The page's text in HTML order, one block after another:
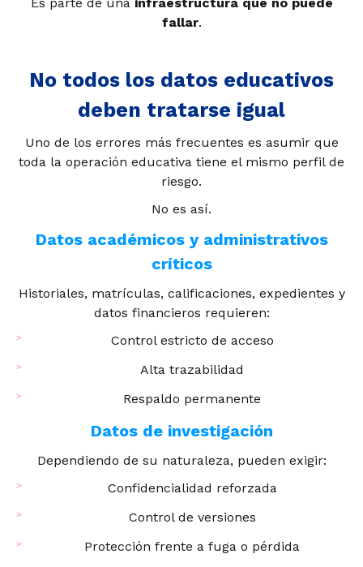
fallar.
No todos los datos educativos
deben tratarse igual
Uno de los errores más frecuentes es asumir que
toda la operación educativa tiene el mismo perfil de
riesgo.
No es así.
Datos académicos y administrativos
críticos
Historiales, matrículas, calificaciones, expedientes y
datos financieros requieren:
Control estricto de acceso
Alta trazabilidad
Respaldo permanente
Datos de investigación
Dependiendo de su naturaleza, pueden exigir:
Confidencialidad reforzada
Control de versiones
Protección frente a fuga o pérdida